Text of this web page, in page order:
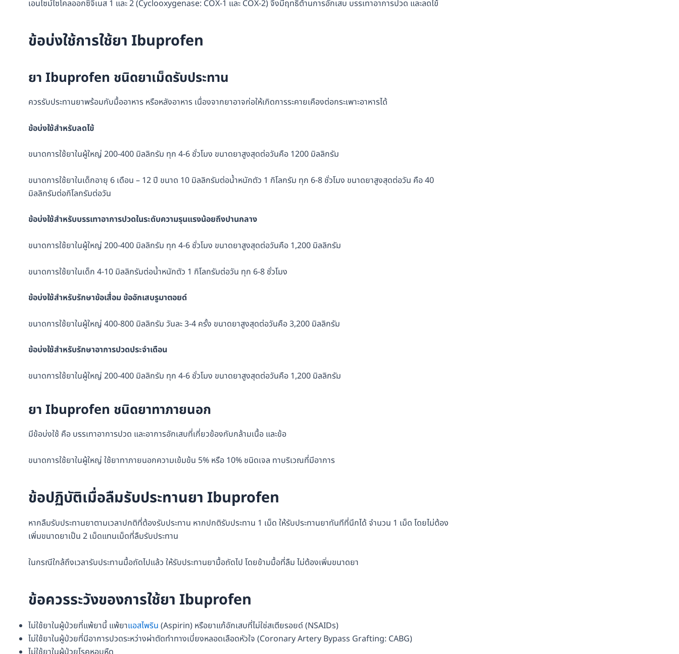
เอนไซม์ไซโคลออกซิจิเนส 1 และ 2 (Cyclooxygenase: COX-1 และ COX-2) จึงมีฤทธิ์ต้านการอักเสบ บรรเทาอาการปวด และลดไข้
ข้อบ่งใช้การใช้ยา Ibuprofen
ยา Ibuprofen ชนิดยาเม็ดรับประทาน
ควรรับประทานยาพร้อมกับมื้ออาหาร หรือหลังอาหาร เนื่องจากยาอาจก่อให้เกิดการระคายเคืองต่อกระเพาะอาหารได้
ข้อบ่งใช้สำหรับลดไข้
ขนาดการใช้ยาในผู้ใหญ่ 200-400 มิลลิกรัม ทุก 4-6 ชั่วโมง ขนาดยาสูงสุดต่อวันคือ 1200 มิลลิกรัม
ขนาดการใช้ยาในเด็กอายุ 6 เดือน – 12 ปี ขนาด 10 มิลลิกรัมต่อน้ำหนักตัว 1 กิโลกรัม ทุก 6-8 ชั่วโมง ขนาดยาสูงสุดต่อวัน คือ 40
มิลลิกรัมต่อกิโลกรัมต่อวัน
ข้อบ่งใช้สำหรับบรรเทาอาการปวดในระดับความรุนแรงน้อยถึงปานกลาง
ขนาดการใช้ยาในผู้ใหญ่ 200-400 มิลลิกรัม ทุก 4-6 ชั่วโมง ขนาดยาสูงสุดต่อวันคือ 1,200 มิลลิกรัม
ขนาดการใช้ยาในเด็ก 4-10 มิลลิกรัมต่อน้ำหนักตัว 1 กิโลกรัมต่อวัน ทุก 6-8 ชั่วโมง
ข้อบ่งใช้สำหรับรักษาข้อเสื่อมข้ออักเสบรูมาตอยด์
ขนาดการใช้ยาในผู้ใหญ่ 400-800 มิลลิกรัม วันละ 3-4 ครั้ง ขนาดยาสูงสุดต่อวันคือ 3,200 มิลลิกรัม
ข้อบ่งใช้สำหรับรักษาอาการปวดประจำเดือน
ขนาดการใช้ยาในผู้ใหญ่ 200-400 มิลลิกรัม ทุก 4-6 ชั่วโมง ขนาดยาสูงสุดต่อวันคือ 1,200 มิลลิกรัม
ยา Ibuprofen ชนิดยาทาภายนอก
มีข้อบ่งใช้ คือ บรรเทาอาการปวด และอาการอักเสบที่เกี่ยวข้องกับกล้ามเนื้อ และข้อ
ขนาดการใช้ยาในผู้ใหญ่ ใช้ยาทาภายนอกความเข้มข้น 5% หรือ 10% ชนิดเจล ทาบริเวณที่มีอาการ
ข้อปฏิบัติเมื่อลืมรับประทานยา Ibuprofen
หากลืมรับประทานยาตามเวลาปกติที่ต้องรับประทาน หากปกติรับประทาน 1 เม็ด ให้รับประทานยาทันทีที่นึกได้ จำนวน 1 เม็ด โดยไม่ต้อง
เพิ่มขนาดยาเป็น 2 เม็ดแทนเม็ดที่ลืมรับประทาน
ในกรณีใกล้ถึงเวลารับประทานมื้อถัดไปแล้ว ให้รับประทานยามื้อถัดไป โดยข้ามมื้อที่ลืม ไม่ต้องเพิ่มขนาดยา
ข้อควรระวังของการใช้ยา Ibuprofen
ไม่ใช้ยาในผู้ป่วยที่แพ้ยานี้ แพ้ยาแอสไพริน (Aspirin) หรือยาแก้อักเสบที่ไม่ใช่สเตียรอยด์ (NSAIDs)
ไม่ใช้ยาในผู้ป่วยที่มีอาการปวดระหว่างผ่าตัดทำทางเบี่ยงหลอดเลือดหัวใจ (Coronary Artery Bypass Grafting: CABG)